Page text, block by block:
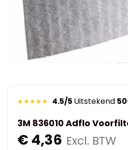
4.5/5 Uitstekend
3M 836010 Adflo
€ 4,36 Excl. BTW